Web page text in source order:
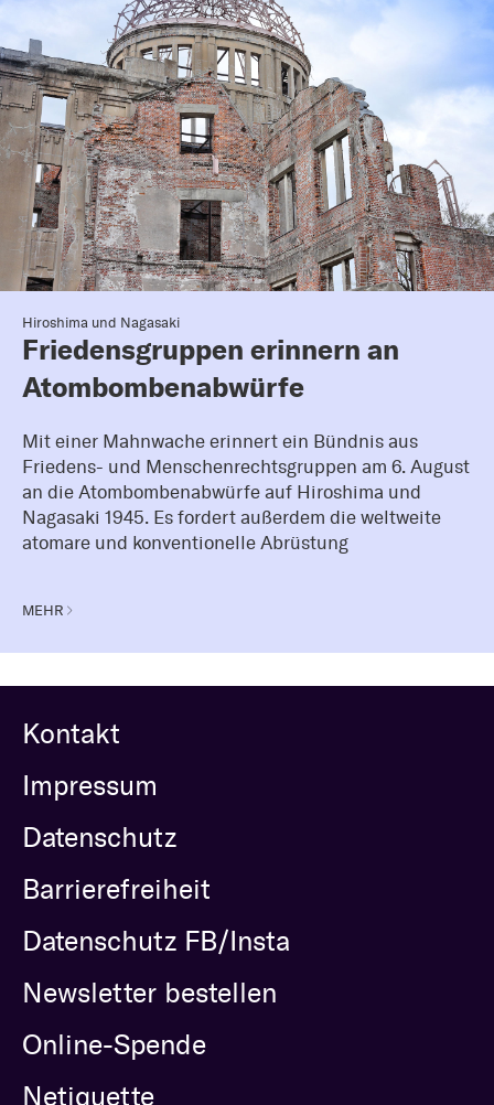
Hiroshima und Nagasaki
Friedensgruppen erinnern an
Atombombenabwürfe
Mit einer Mahnwache erinnert ein Bündnis aus
Friedens- und Menschenrechtsgruppen am 6. August
an die Atombombenabwürfe auf Hiroshima und
Nagasaki 1945. Es fordert außerdem die weltweite
atomare und konventionelle Abrüstung
MEHR
Kontakt
Impressum
Datenschutz
Barrierefreiheit
Datenschutz FB/Insta
Newsletter bestellen
Online-Spende
Netiquette